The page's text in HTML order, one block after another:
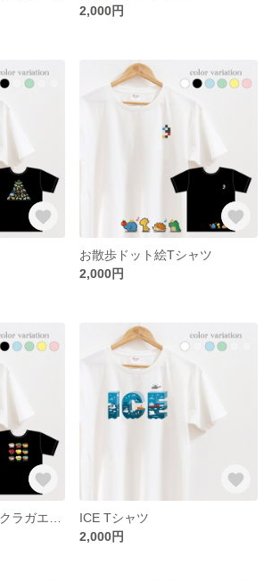
2,000円
お散歩ドット絵Tシャツ
2,000円
ICE Tシャツ
2,000円